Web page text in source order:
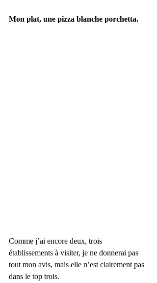
Mon plat, une pizza blanche porchetta.
Comme j’ai encore deux, trois
établissements à visiter, je ne donnerai pas
tout mon avis, mais elle n’est clairement pas
dans le top trois.